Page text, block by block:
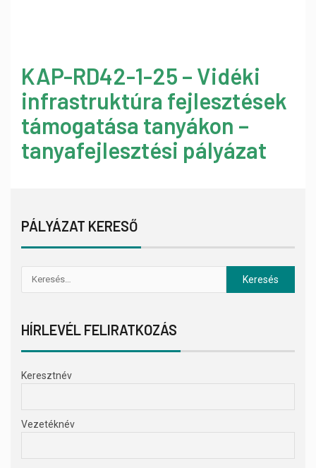
KAP-RD42-1-25 – Vidéki
infrastruktúra fejlesztések
támogatása tanyákon –
tanyafejlesztési pályázat
PÁLYÁZAT KERESŐ
HÍRLEVÉL FELIRATKOZÁS
Keresztnév
Vezetéknév